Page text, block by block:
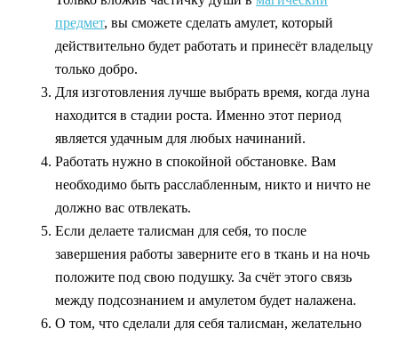
предмет, вы сможете сделать амулет, который
действительно будет работать и принесёт владельцу
только добро.
Для изготовления лучше выбрать время, когда луна
находится в стадии роста. Именно этот период
является удачным для любых начинаний.
Работать нужно в спокойной обстановке. Вам
необходимо быть расслабленным, никто и ничто не
должно вас отвлекать.
Если делаете талисман для себя, то после
завершения работы заверните его в ткань и на ночь
положите под свою подушку. За счёт этого связь
между подсознанием и амулетом будет налажена.
О том, что сделали для себя талисман, желательно